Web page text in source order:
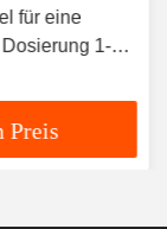
für eine
1-3
Preis